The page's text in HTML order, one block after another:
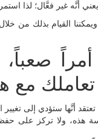
أنَّه غير فعَّال؛ لذا
القيام بذلك من
تعاملك مع
أنَّها ستؤدي إلى تغيير
هذه، ولا تركز على